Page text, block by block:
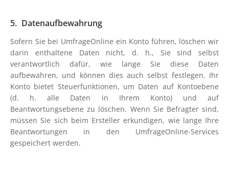
Datenaufbewahrung
Sofern Sie bei UmfrageOnline ein Konto führen, löschen wir
darin enthaltene Daten nicht, d. h., Sie sind selbst
verantwortlich dafür, wie lange Sie diese Daten
aufbewahren, und können dies auch selbst festlegen. Ihr
Konto bietet Steuerfunktionen, um Daten auf Kontoebene
(d. h. alle Daten in Ihrem Konto) und auf
Beantwortungsebene zu löschen. Wenn Sie Befragter sind,
müssen Sie sich beim Ersteller erkundigen, wie lange Ihre
Beantwortungen in den UmfrageOnline-Services
gespeichert werden.